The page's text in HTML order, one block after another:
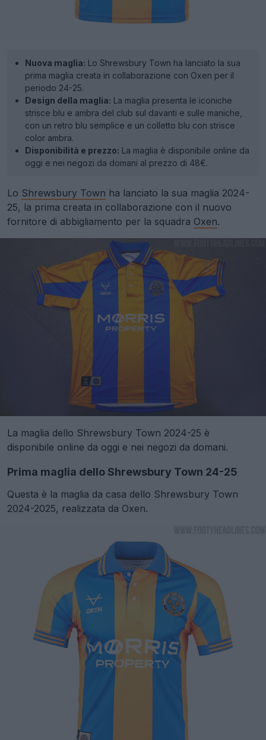
Nuova maglia: Lo Shrewsbury Town ha lanciato la sua
prima maglia creata in collaborazione con Oxen per il
periodo 24-25.
Design della maglia: La maglia presenta le iconiche
strisce blu e ambra del club sul davanti e sulle maniche,
con un retro blu semplice e un colletto blu con strisce
color ambra.
Disponibilità e prezzo: La maglia è disponibile online da
oggi e nei negozi da domani al prezzo di 48€.
Lo Shrewsbury Town ha lanciato la sua maglia 2024-
25, la prima creata in collaborazione con il nuovo
fornitore di abbigliamento per la squadra Oxen.
La maglia dello Shrewsbury Town 2024-25 è
disponibile online da oggi e nei negozi da domani.
Prima maglia dello Shrewsbury Town 24-25
Questa è la maglia da casa dello Shrewsbury Town
2024-2025, realizzata da Oxen.